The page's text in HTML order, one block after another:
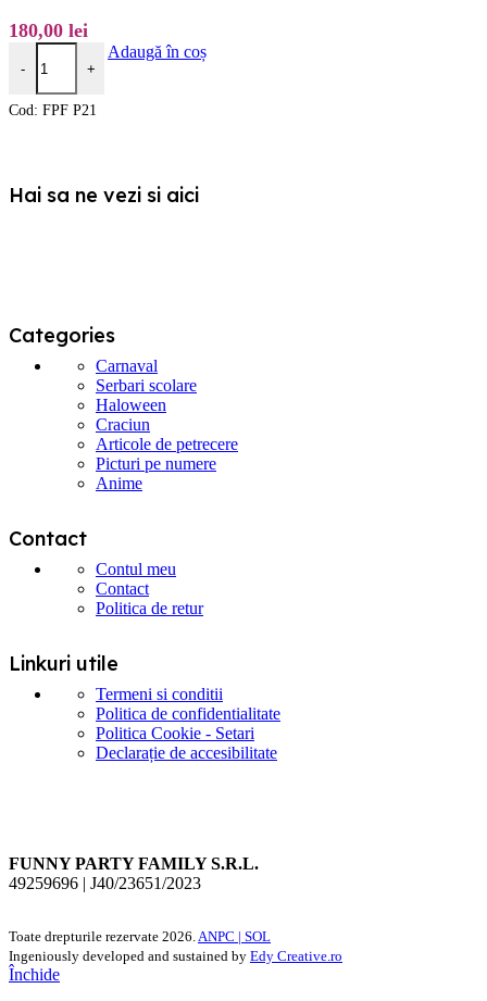
180,00 lei
-
Cantitate Perna multifunctionala pentru bebelusi, pentru un somn
+
Adaugă în coș
Cod: FPF P21
Hai sa ne vezi si aici
Categories
Carnaval
Serbari scolare
Haloween
Craciun
Articole de petrecere
Picturi pe numere
Anime
Contact
Contul meu
Contact
Politica de retur
Linkuri utile
Termeni si conditii
Politica de confidentialitate
Politica Cookie - Setari
Declarație de accesibilitate
FUNNY PARTY FAMILY S.R.L.
49259696 | J40/23651/2023
Toate drepturile rezervate 2026.ANPC | SOL
Ingeniously developed and sustained by Edy Creative.ro
Închide